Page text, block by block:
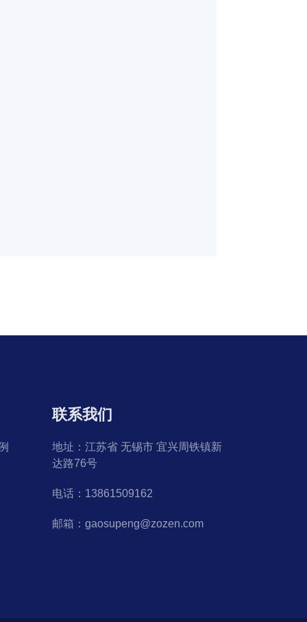
联系我们
地址：江苏省 无锡市 宜兴周铁镇新
达路76号
电话：13861509162
邮箱：gaosupeng@zozen.com